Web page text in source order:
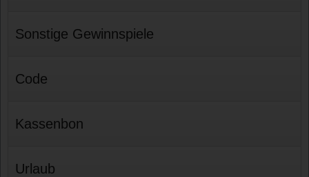
Sonstige Gewinnspiele
Code
Kassenbon
Urlaub